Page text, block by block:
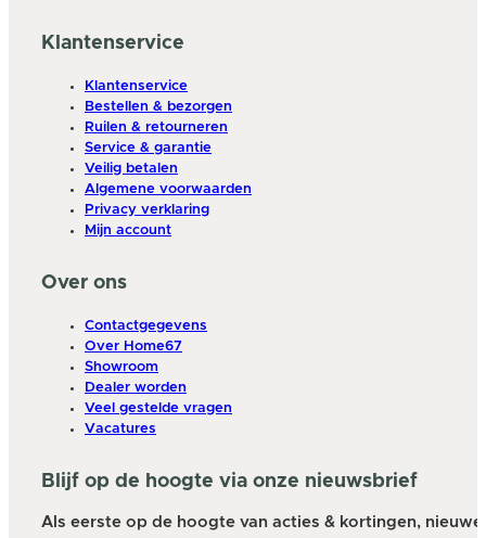
Klantenservice
Klantenservice
Bestellen & bezorgen
Ruilen & retourneren
Service & garantie
Veilig betalen
Algemene voorwaarden
Privacy verklaring
Mijn account
Over ons
Contactgegevens
Over Home67
Showroom
Dealer worden
Veel gestelde vragen
Vacatures
Blijf op de hoogte via onze nieuwsbrief
Als eerste op de hoogte van acties & kortingen,